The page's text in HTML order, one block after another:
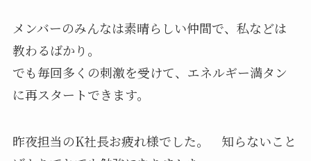
メンバーのみんなは素晴らしい仲間で、私などは
教わるばかり。
でも毎回多くの刺激を受けて、エネルギー満タン
に再スタートできます。
昨夜担当のK社長お疲れ様でした。 知らないこと